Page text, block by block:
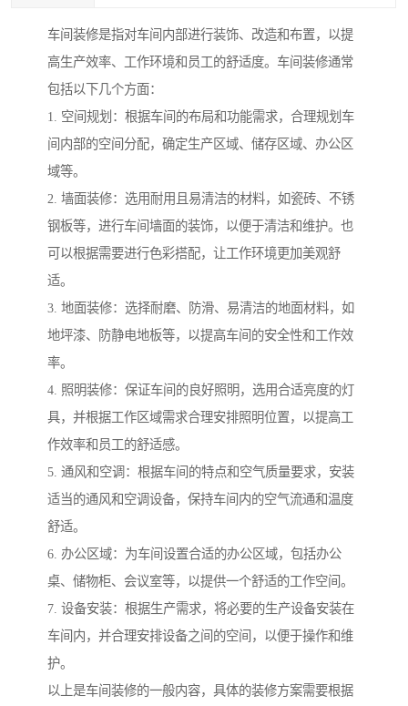
车间装修是指对车间内部进行装饰、改造和布置，以提
高生产效率、工作环境和员工的舒适度。车间装修通常
包括以下几个方面：
1. 空间规划：根据车间的布局和功能需求，合理规划车
间内部的空间分配，确定生产区域、储存区域、办公区
域等。
2. 墙面装修：选用耐用且易清洁的材料，如瓷砖、不锈
钢板等，进行车间墙面的装饰，以便于清洁和维护。也
可以根据需要进行色彩搭配，让工作环境更加美观舒
适。
3. 地面装修：选择耐磨、防滑、易清洁的地面材料，如
地坪漆、防静电地板等，以提高车间的安全性和工作效
率。
4. 照明装修：保证车间的良好照明，选用合适亮度的灯
具，并根据工作区域需求合理安排照明位置，以提高工
作效率和员工的舒适感。
5. 通风和空调：根据车间的特点和空气质量要求，安装
适当的通风和空调设备，保持车间内的空气流通和温度
舒适。
6. 办公区域：为车间设置合适的办公区域，包括办公
桌、储物柜、会议室等，以提供一个舒适的工作空间。
7. 设备安装：根据生产需求，将必要的生产设备安装在
车间内，并合理安排设备之间的空间，以便于操作和维
护。
以上是车间装修的一般内容，具体的装修方案需要根据